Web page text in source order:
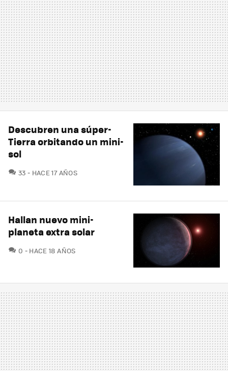
Descubren una súper-
Tierra orbitando un mini-
sol
33 COMENTARIOS
HACE 17 AÑOS
Hallan nuevo mini-
planeta extra solar
0 COMENTARIOS
HACE 18 AÑOS